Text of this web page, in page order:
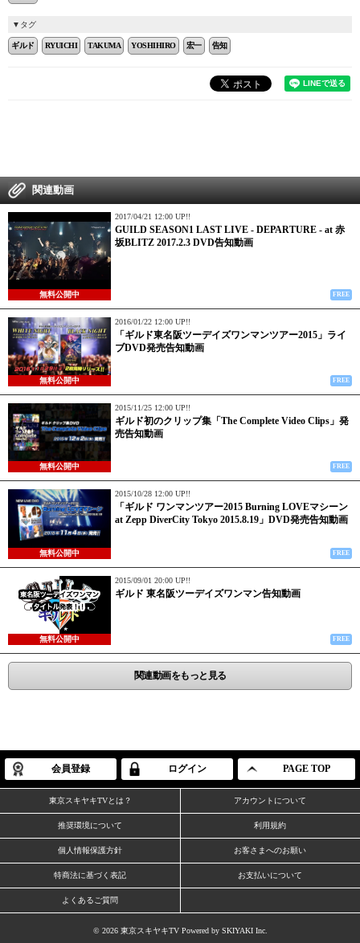
タグ
ギルド RYUICHI TAKUMA YOSHIHIRO 宏一 告知
関連動画
無料公開中
2017/04/21 12:00 UP!!
GUILD SEASON1 LAST LIVE - DEPARTURE - at 赤
坂BLITZ 2017.2.3 DVD告知動画
FREE
無料公開中
2016/01/22 12:00 UP!!
「ギルド東名阪ツーデイズワンマンツアー2015」ライ
ブDVD発売告知動画
FREE
無料公開中
2015/11/25 12:00 UP!!
ギルド初のクリップ集「The Complete Video Clips」発
売告知動画
FREE
無料公開中
2015/10/28 12:00 UP!!
「ギルド ワンマンツアー2015 Burning LOVEマシーン
at Zepp DiverCity Tokyo 2015.8.19」DVD発売告知動画
FREE
無料公開中
2015/09/01 20:00 UP!!
ギルド 東名阪ツーデイズワンマン告知動画
FREE
関連動画をもっと見る
会員登録 ログイン PAGE TOP
東京スキヤキTVとは？ アカウントについて
推奨環境について 利用規約
個人情報保護方針 お客さまへのお願い
特商法に基づく表記 お支払いについて
よくあるご質問
© 2026 東京スキヤキTV Powered by SKIYAKI Inc.